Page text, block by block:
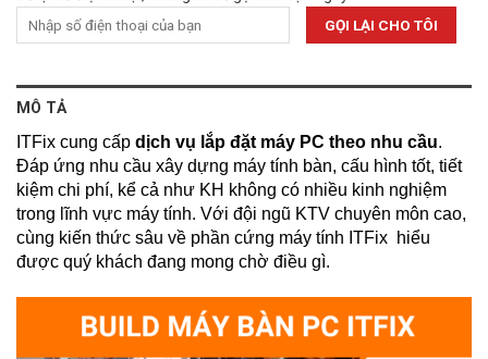
MÔ TẢ
ITFix cung cấp dịch vụ lắp đặt máy PC theo nhu cầu.
Đáp ứng nhu cầu xây dựng máy tính bàn, cấu hình tốt, tiết
kiệm chi phí, kể cả như KH không có nhiều kinh nghiệm
trong lĩnh vực máy tính. Với đội ngũ KTV chuyên môn cao,
cùng kiến thức sâu về phần cứng máy tính ITFix hiểu
được quý khách đang mong chờ điều gì.